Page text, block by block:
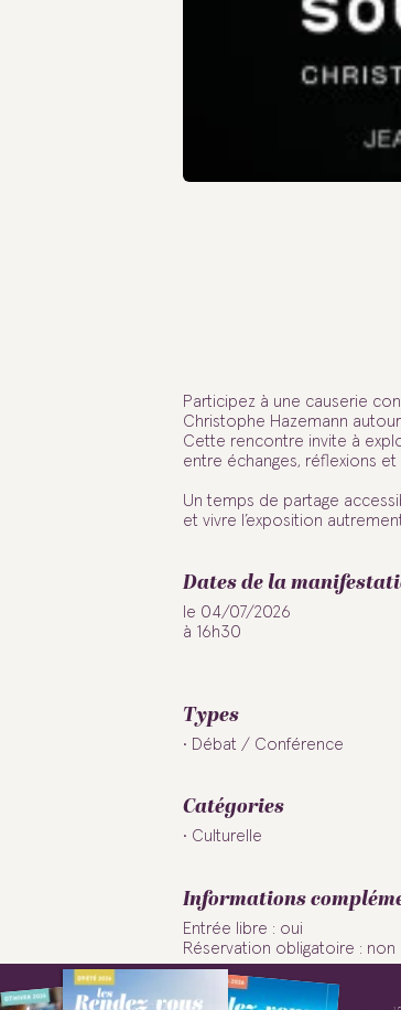
Participez à une causerie
Christophe Hazemann
Cette rencontre invite à
entre échanges, réflexions et
Un temps de partage
et vivre l’exposition
Dates de la
le 04/07/2026
à 16h30
Types
Débat / Conférence
Catégories
Culturelle
Informations
Entrée libre : oui
Réservation obligatoire : non